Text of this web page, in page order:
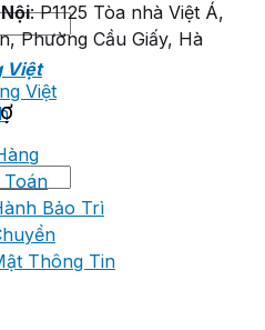
Việt
: P1125 Tòa nhà Việt Á,
Phường Cầu Giấy, Hà
Bảo Trì
Thông Tin